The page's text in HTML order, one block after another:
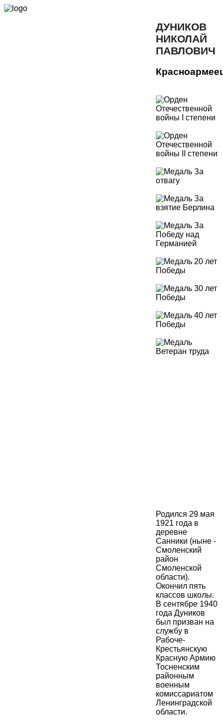
ДУНИКОВ
НИКОЛАЙ
ПАВЛОВИЧ
Родился 29 мая
1921 года в
деревне
Санники (ныне -
Смоленский
район
Смоленской
области).
Окончил пять
классов школы.
В сентябре 1940
года Дуников
был призван на
службу в
Рабоче-
Крестьянскую
Красную Армию
Тосненским
районным
военным
комиссариатом
Ленинградской
области.